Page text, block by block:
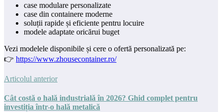
case modulare personalizate
case din containere moderne
soluții rapide și eficiente pentru locuire
modele adaptate oricărui buget
Vezi modelele disponibile și cere o ofertă personalizată pe:
👉 https://www.zhousecontainer.ro/
Articolul anterior
Cât costă o hală industrială în 2026? Ghid complet pentru
investiția într-o hală metalică